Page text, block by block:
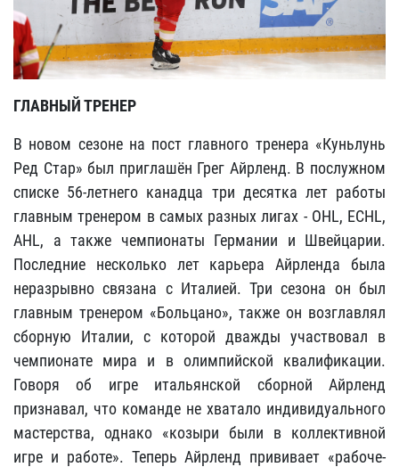
ГЛАВНЫЙ ТРЕНЕР
В новом сезоне на пост главного тренера «Куньлунь
Ред Стар» был приглашён Грег Айрленд. В послужном
списке 56-летнего канадца три десятка лет работы
главным тренером в самых разных лигах - OHL, ECHL,
AHL, а также чемпионаты Германии и Швейцарии.
Последние несколько лет карьера Айрленда была
неразрывно связана с Италией. Три сезона он был
главным тренером «Больцано», также он возглавлял
сборную Италии, с которой дважды участвовал в
чемпионате мира и в олимпийской квалификации.
Говоря об игре итальянской сборной Айрленд
признавал, что команде не хватало индивидуального
мастерства, однако «козыри были в коллективной
игре и работе». Теперь Айрленд прививает «рабоче-